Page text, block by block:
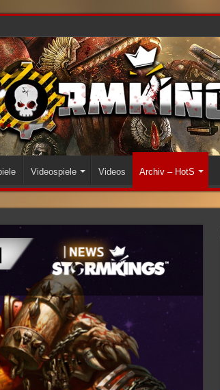
Videospiele Videos Archiv – HotS